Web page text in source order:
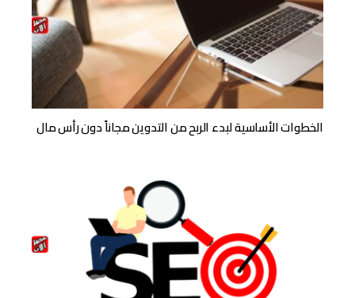
الخطوات الأساسية لبدء الربح من التدوين مجاناً دون رأس مال